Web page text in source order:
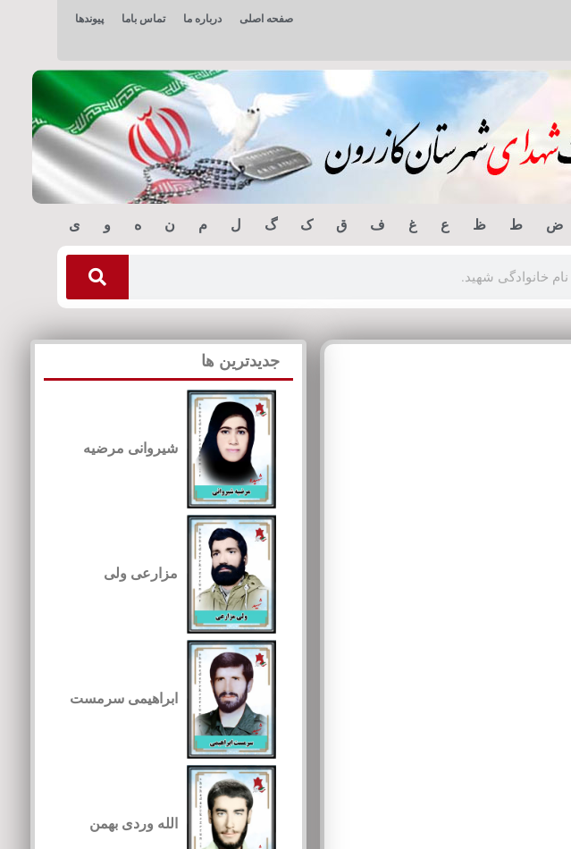
صفحه اصلی درباره ما تماس باما پیوندها
ض ط ظ ع غ ف ق ک گ ل م ن ه و ی
جدیدترین ها
شیروانی مرضیه
مزارعی ولی
ابراهیمی سرمست
الله وردی بهمن